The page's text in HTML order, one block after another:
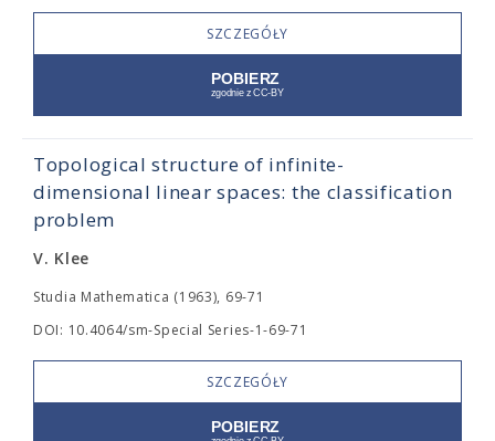
SZCZEGÓŁY
Topological structure of infinite-
dimensional linear spaces: the classification
problem
V. Klee
Studia Mathematica (1963), 69-71
DOI: 10.4064/sm-Special Series-1-69-71
SZCZEGÓŁY